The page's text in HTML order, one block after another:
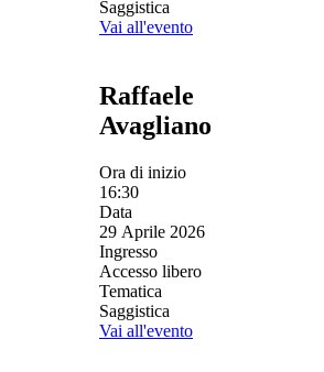
Saggistica
Vai all'evento
Raffaele
Avagliano
Ora di inizio
16:30
Data
29 Aprile 2026
Ingresso
Accesso libero
Tematica
Saggistica
Vai all'evento